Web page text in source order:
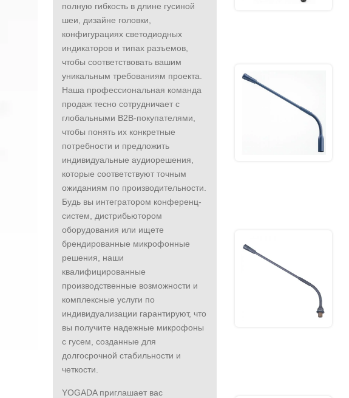
полную гибкость в длине гусиной
шеи, дизайне головки,
конфигурациях светодиодных
индикаторов и типах разъемов,
чтобы соответствовать вашим
уникальным требованиям проекта.
Наша профессиональная команда
продаж тесно сотрудничает с
глобальными B2B-покупателями,
чтобы понять их конкретные
потребности и предложить
индивидуальные аудиорешения,
которые соответствуют точным
ожиданиям по производительности.
Будь вы интегратором конференц-
систем, дистрибьютором
оборудования или ищете
брендированные микрофонные
решения, наши
квалифицированные
производственные возможности и
комплексные услуги по
индивидуализации гарантируют, что
вы получите надежные микрофоны
с гусем, созданные для
долгосрочной стабильности и
четкости.
YOGADA приглашает вас